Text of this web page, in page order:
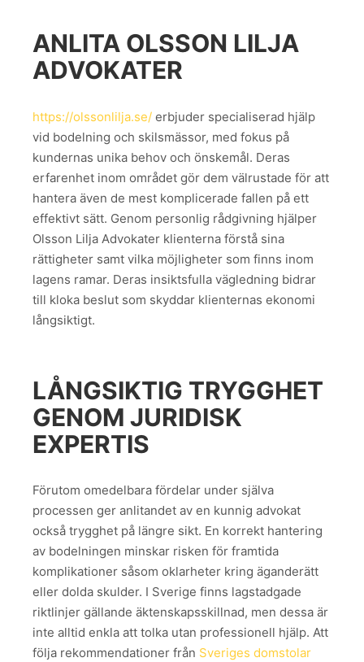
ANLITA OLSSON LILJA
ADVOKATER
https://olssonlilja.se/ erbjuder specialiserad hjälp
vid bodelning och skilsmässor, med fokus på
kundernas unika behov och önskemål. Deras
erfarenhet inom området gör dem välrustade för att
hantera även de mest komplicerade fallen på ett
effektivt sätt. Genom personlig rådgivning hjälper
Olsson Lilja Advokater klienterna förstå sina
rättigheter samt vilka möjligheter som finns inom
lagens ramar. Deras insiktsfulla vägledning bidrar
till kloka beslut som skyddar klienternas ekonomi
långsiktigt.
LÅNGSIKTIG TRYGGHET
GENOM JURIDISK
EXPERTIS
Förutom omedelbara fördelar under själva
processen ger anlitandet av en kunnig advokat
också trygghet på längre sikt. En korrekt hantering
av bodelningen minskar risken för framtida
komplikationer såsom oklarheter kring äganderätt
eller dolda skulder. I Sverige finns lagstadgade
riktlinjer gällande äktenskapsskillnad, men dessa är
inte alltid enkla att tolka utan professionell hjälp. Att
följa rekommendationer från Sveriges domstolar